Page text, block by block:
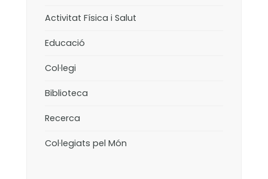
Activitat Física i Salut
Educació
Col·legi
Biblioteca
Recerca
Col·legiats pel Món